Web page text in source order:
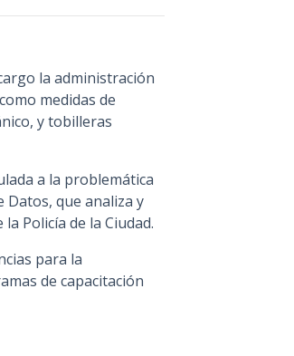
la administración
medidas de
y tobilleras
a la problemática
Datos, que analiza y
Policía de la Ciudad.
para la
de capacitación